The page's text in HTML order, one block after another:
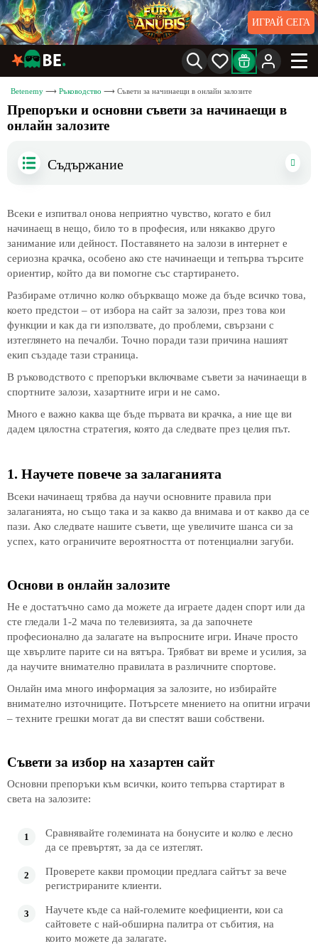
ИГРАЙ СЕГА
Betenemy Ръководство Съвети за начинаещи в онлайн залозите
Препоръки и основни съвети за начинаещи в
онлайн залозите
Съдържание
Всеки е изпитвал онова неприятно чувство, когато е бил
начинаещ в нещо, било то в професия, или някакво друго
занимание или дейност. Поставянето на залози в интернет е
сериозна крачка, особено ако сте начинаещи и тепърва търсите
ориентир, който да ви помогне със стартирането.
Разбираме отлично колко объркващо може да бъде всичко това,
което предстои – от избора на сайт за залози, през това кои
функции и как да ги използвате, до проблеми, свързани с
изтеглянето на печалби. Точно поради тази причина нашият
екип създаде тази страница.
В ръководството с препоръки включваме съвети за начинаещи в
спортните залози, хазартните игри и не само.
Много е важно каква ще бъде първата ви крачка, а ние ще ви
дадем цялостна стратегия, която да следвате през целия път.
1. Научете повече за залаганията
Всеки начинаещ трябва да научи основните правила при
залаганията, но също така и за какво да внимава и от какво да се
пази. Ако следвате нашите съвети, ще увеличите шанса си за
успех, като ограничите вероятността от потенциални загуби.
Основи в онлайн залозите
Не е достатъчно само да можете да играете даден спорт или да
сте гледали 1-2 мача по телевизията, за да започнете
професионално да залагате на въпросните игри. Иначе просто
ще хвърлите парите си на вятъра. Трябват ви време и усилия, за
да научите внимателно правилата в различните спортове.
Онлайн има много информация за залозите, но избирайте
внимателно източниците. Потърсете мнението на опитни играчи
– техните грешки могат да ви спестят ваши собствени.
Съвети за избор на хазартен сайт
Основни препоръки към всички, които тепърва стартират в
света на залозите:
Сравнявайте големината на бонусите и колко е лесно
да се превъртят, за да се изтеглят.
Проверете какви промоции предлага сайтът за вече
регистрираните клиенти.
Научете къде са най-големите коефициенти, кои са
сайтовете с най-обширна палитра от събития, на
които можете да залагате.